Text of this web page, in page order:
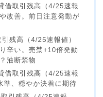
借取引残高（4/25速報
改善。前日注意発動が
残高（4/25速報値）
辛い。売禁+10倍発動
油断禁物
借取引残高（4/25速報
準、穏やか決着に期待